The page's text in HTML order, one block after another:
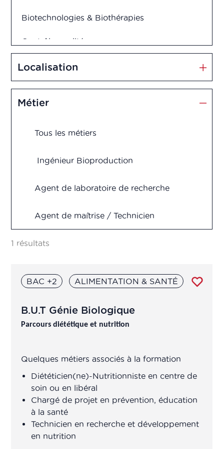
Biotechnologies & Biothérapies
Contrôle qualité
Cosmétiques
Dispositifs médicaux
Market Access
Marketing & Vente
Vigilance
Localisation
Métier
Tous les métiers
Ingénieur Bioproduction
Agent de laboratoire de recherche
Agent de maîtrise / Technicien
Supérieur fabrication, production,
contrôle qualité, R&D
production
Assistant de
production/transposition
Assistant de recherche en laboratoire
Assistant ingénieur
1 résultats
BAC +2 ALIMENTATION & SANTÉ
B.U.T Génie Biologique
Parcours diététique et nutrition
Quelques métiers associés à la formation
Diététicien(ne)-Nutritionniste en centre de
soin ou en libéral
Chargé de projet en prévention, éducation
à la santé
Technicien en recherche et développement
en nutrition